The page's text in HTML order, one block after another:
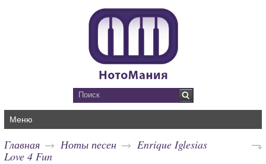
Меню
Главная Ноты песен
Enrique Iglesias
Love 4 Fun